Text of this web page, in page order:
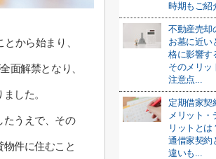
から始まり、
面解禁となり、
した。
たうえで、その
件に住むこと
時期もご紹
不動産売却
お墓に近い
格に影響す
そのメリッ
注意点...
定期借家契
メリット・
リットとは
通借家契約
違いも...